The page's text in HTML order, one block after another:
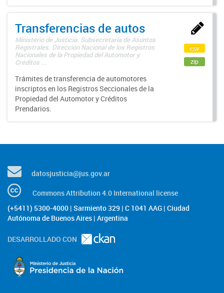
Transferencias de autos
Ministerio de Justicia. Subsecretaría de Asuntos
Registrales. Dirección Nacional de los Registros
Nacionales de la Propiedad del Automotor y
Créditos ...
Trámites de transferencia de automotores
inscriptos en los Registros Seccionales de la
Propiedad del Automotor y Créditos
Prendarios.
csv
zip
datosjusticia@jus.gov.ar
Commons Attribution 4.0 International license
(+5411) 5300-4000 | Sarmiento 329 | C 1041 AAG | Ciudad
Autónoma de Buenos Aires | Argentina
DESARROLLADO CON